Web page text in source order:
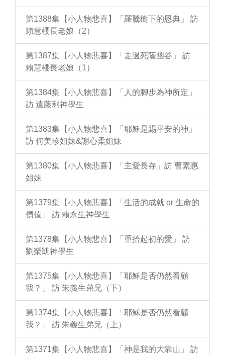
第1388集【小人物悲喜】「羅騰樹下的恩典」 訪
賴慧櫻長老娘（2）
第1387集【小人物悲喜】「走過死蔭幽谷」 訪
賴慧櫻長老娘（1）
第1384集【小人物悲喜】「人的腳步為神所定」
訪 遠藤利神學生
第1383集【小人物悲喜】「耶穌是賜平安的神」
訪 何美珍姐妹&謝心柔姐妹
第1380集【小人物悲喜】「主愛長存」訪 曹素惠
姐妹
第1379集【小人物悲喜】「生活的成就 or 生命的
價值」 訪 賴永生神學生
第1378集【小人物悲喜】「重拾起初的愛」 訪
劉榮凱神學生
第1375集【小人物悲喜】「耶穌是否仍然看顧
我？」 訪 朱義生弟兄（下）
第1374集【小人物悲喜】「耶穌是否仍然看顧
我？」 訪 朱義生弟兄（上）
第1371集【小人物悲喜】「神是我的大靠山」 訪